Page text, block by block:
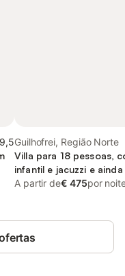
9,5Guilhofrei, Região Norte
Villa para 18 pessoas,
infantil e jacuzzi e
jardim
A partir de€ 475por